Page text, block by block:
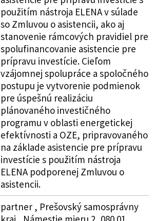
použitím nástroja ELENA v súlade
so Zmluvou o asistencii, ako aj
stanovenie rámcových pravidiel pre
spolufinancovanie asistencie pre
prípravu investície. Cieľom
vzájomnej spolupráce a spoločného
postupu je vytvorenie podmienok
pre úspešnú realizáciu
plánovaného investičného
programu v oblasti energetickej
efektívnosti a OZE, pripravovaného
na základe asistencie pre prípravu
investície s použitím nástroja
ELENA podporenej Zmluvou o
asistencii.
partner , Prešovský samosprávny